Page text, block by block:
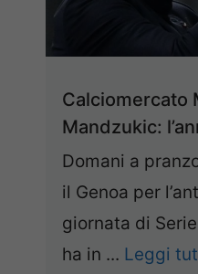
Calciomercato
Mandzukic:
Domani a
il Genoa per
giornata di
ha in ... Leggi